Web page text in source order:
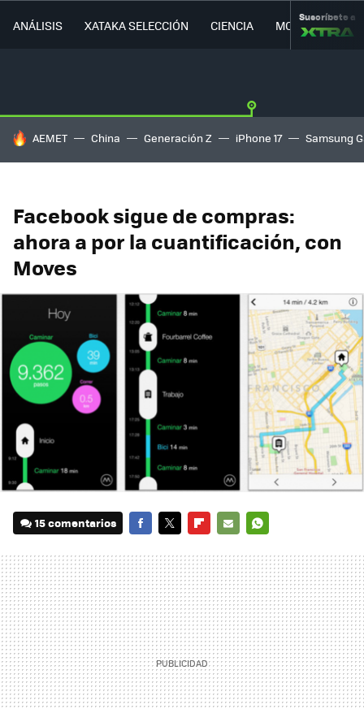
ANÁLISIS XATAKA SELECCIÓN CIENCIA MOVILIDAD
Suscríbete a
HOY SE HABLA DE
AEMET China Generación Z iPhone 17 Samsung
Facebook sigue de compras:
ahora a por la cuantificación, con
Moves
15 comentarios
MAIL